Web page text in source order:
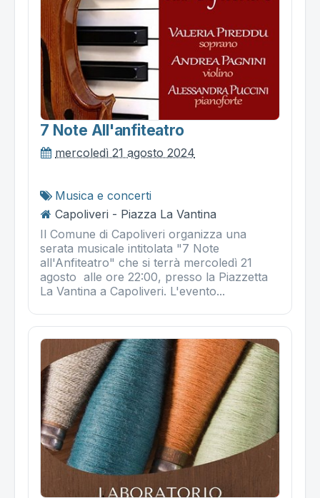
7 Note All'anfiteatro
mercoledì 21 agosto 2024
Musica e concerti
Capoliveri - Piazza La Vantina
Il Comune di Capoliveri organizza una
serata musicale intitolata "7 Note
all'Anfiteatro" che si terrà mercoledì 21
agosto alle ore 22:00, presso la Piazzetta
La Vantina a Capoliveri. L'evento...